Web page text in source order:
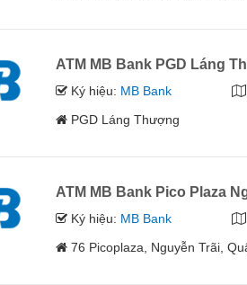
ATM MB Bank PGD Láng
Ký hiệu: MB Bank
PGD Láng Thượng
ATM MB Bank Pico Plaza
Ký hiệu: MB Bank
76 Picoplaza, Nguyễn Trãi,